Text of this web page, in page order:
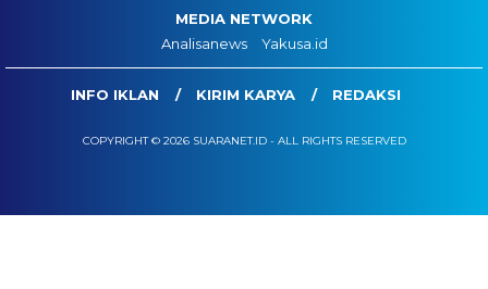
MEDIA NETWORK
Analisanews
Yakusa.id
INFO IKLAN KIRIM KARYA REDAKSI
COPYRIGHT © 2026 SUARANET.ID - ALL RIGHTS RESERVED